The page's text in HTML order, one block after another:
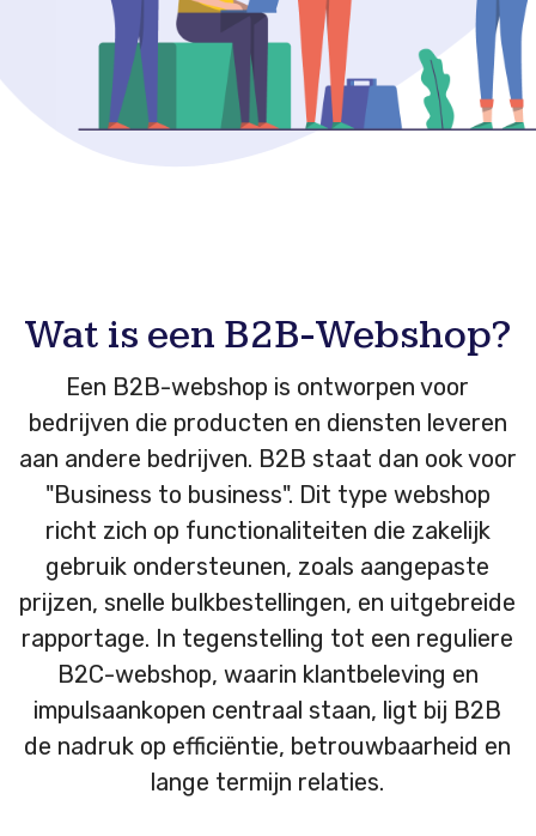
Wat is een B2B-Webshop?
Een B2B-webshop is ontworpen voor
bedrijven die producten en diensten leveren
aan andere bedrijven. B2B staat dan ook voor
"Business to business". Dit type webshop
richt zich op functionaliteiten die zakelijk
gebruik ondersteunen, zoals aangepaste
prijzen, snelle bulkbestellingen, en uitgebreide
rapportage. In tegenstelling tot een reguliere
B2C-webshop, waarin klantbeleving en
impulsaankopen centraal staan, ligt bij B2B
de nadruk op efficiëntie, betrouwbaarheid en
lange termijn relaties.